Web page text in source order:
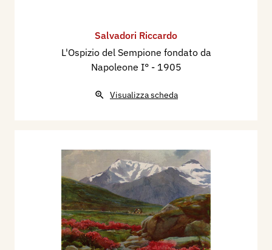
Salvadori Riccardo
L'Ospizio del Sempione fondato da
Napoleone I° - 1905
Visualizza scheda